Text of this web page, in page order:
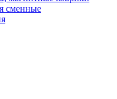
сменные